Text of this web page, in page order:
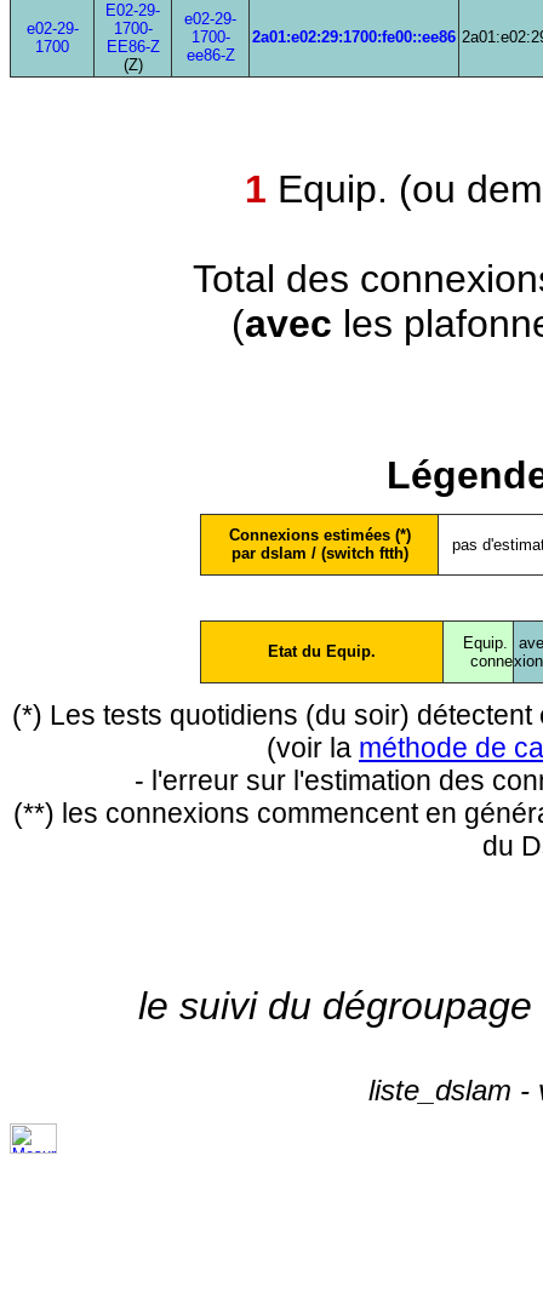
e02-29-
1700
E02-29-
1700-
EE86-Z
(Z)
e02-29-
1700-
ee86-Z
2a01:e02:29:1700:fe00::ee86
1 Equip. (ou
Total des
(avec les
Connexions estimées (*)
par dslam / (switch ftth)
pas
Etat du Equip.
Equip.
conne
(*) Les tests quotidiens (du soir)
(voir la méthode de
- l'erreur sur l'estimation des
(**) les connexions commencent en
du
le suivi du
liste_dslam -